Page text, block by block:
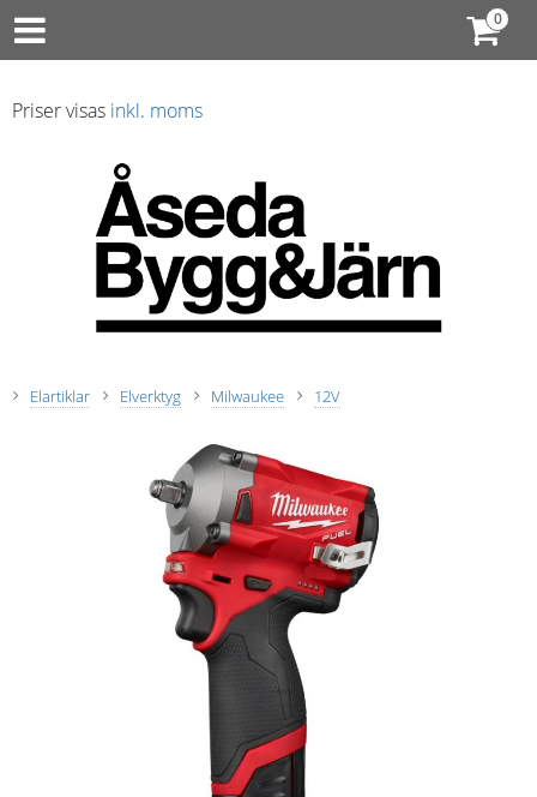
Priser visas inkl. moms
Elartiklar Elverktyg Milwaukee 12V